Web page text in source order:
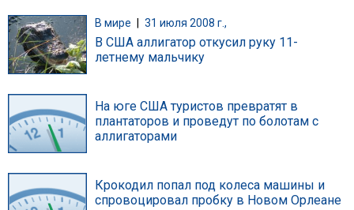
В мире 31 июля 2008 г.,
В США аллигатор откусил руку 11-
летнему мальчику
На юге США туристов превратят в
плантаторов и проведут по болотам с
аллигаторами
Крокодил попал под колеса машины и
спровоцировал пробку в Новом Орлеане